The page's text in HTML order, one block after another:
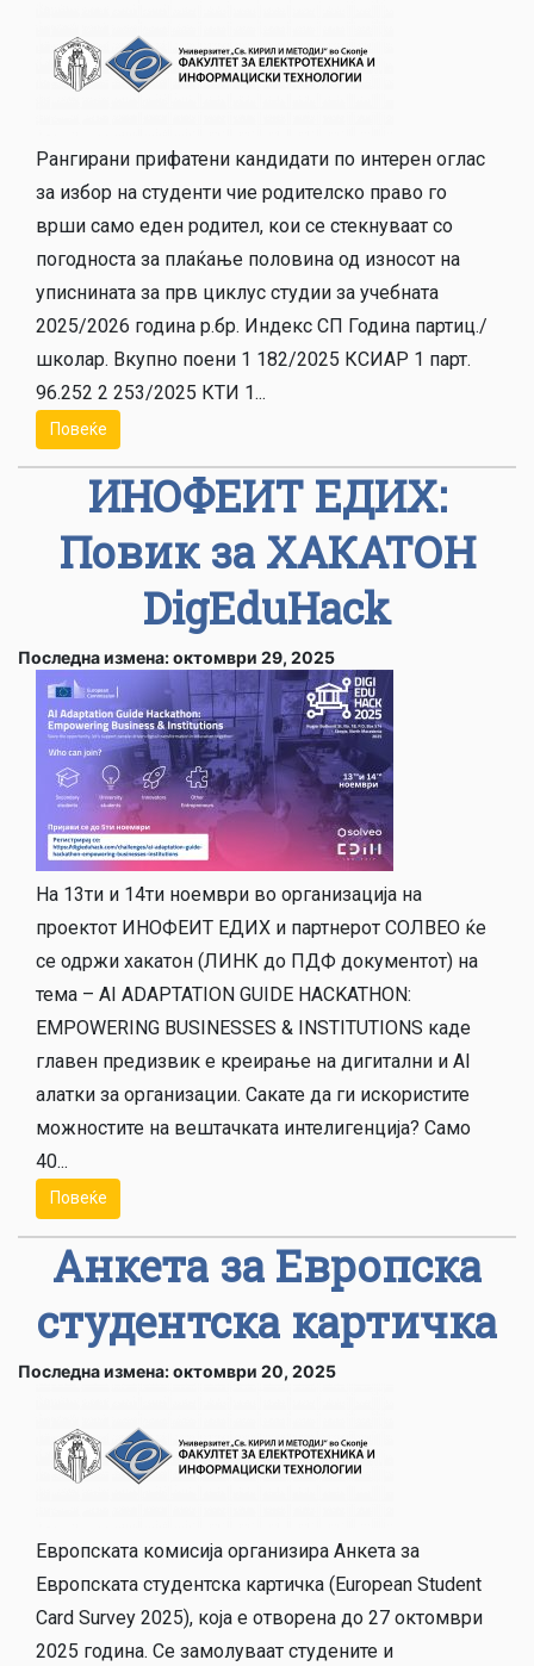
Рангирани прифатени кандидати по интерен оглас
за избор на студенти чие родителско право го
врши само еден родител, кои се стекнуваат со
погодноста за плаќање половина од износот на
уписнината за прв циклус студии за учебната
2025/2026 година р.бр. Индекс СП Година партиц./
школар. Вкупно поени 1 182/2025 КСИАР 1 парт.
96.252 2 253/2025 КТИ 1...
Повеќе
ИНОФЕИТ ЕДИХ:
Повик за ХАКАТОН
DigEduHack
Последна измена: октомври 29, 2025
На 13ти и 14ти ноември во организација на
проектот ИНОФЕИТ ЕДИХ и партнерот СОЛВЕО ќе
се одржи хакатон (ЛИНК до ПДФ документот) на
тема – AI ADAPTATION GUIDE HACKATHON:
EMPOWERING BUSINESSES & INSTITUTIONS каде
главен предизвик е креирање на дигитални и АI
алатки за организации. Сакате да ги искористите
можностите на вештачката интелигенција? Само
40...
Повеќе
Анкета за Европска
студентска картичка
Последна измена: октомври 20, 2025
Европската комисија организира Анкета за
Европската студентска картичка (European Student
Card Survey 2025), која е отворена до 27 октомври
2025 година. Се замолуваат студените и